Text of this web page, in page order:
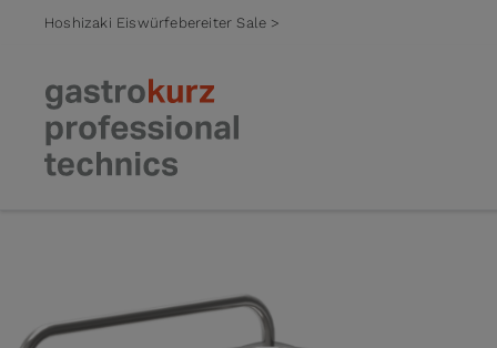
Hoshizaki Eiswürfebereiter Sale >